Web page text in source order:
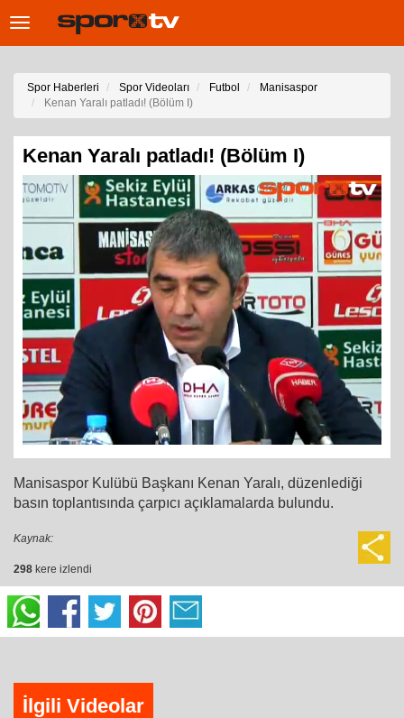
Toggle
Spor Haberleri Spor Videoları Futbol
Manisaspor
Kenan Yaralı patladı! (Bölüm I)
Kenan Yaralı patladı! (Bölüm I)
Manisaspor Kulübü Başkanı Kenan Yaralı, düzenlediği
basın toplantısında çarpıcı açıklamalarda bulundu.
Kaynak:
298 kere izlendi
İlgili Videolar